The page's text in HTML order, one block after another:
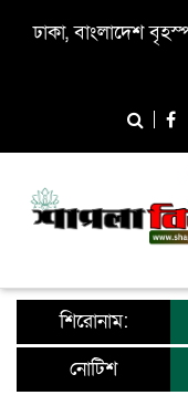
ঢাকা, বাংলাদেশ
শিরোনাম:
নোটিশ